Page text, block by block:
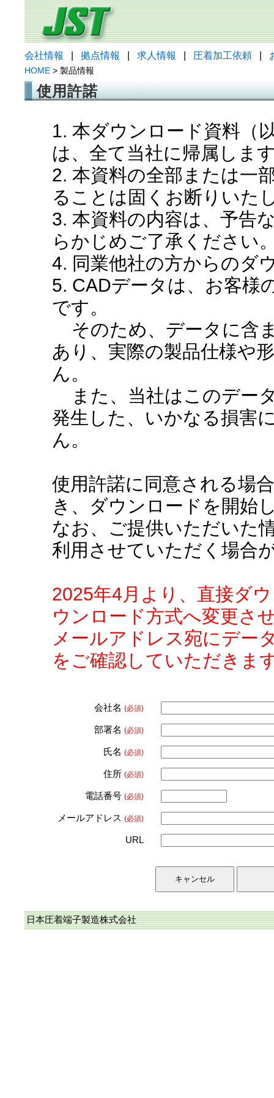
会社情報 拠点情報 求人情報 圧着加工依頼
HOME > 製品情報
使用許諾
1. 本ダウンロード資料（
は、全て当社に帰属しま
2. 本資料の全部または一
ることは固くお断りいた
3. 本資料の内容は、予告
らかじめご了承ください
4. 同業他社の方からのダ
5. CADデータは、お客様
です。
そのため、データに含
あり、実際の製品仕様や
ん。
また、当社はこのデー
発生した、いかなる損害
ん。
使用許諾に同意される場
き、ダウンロードを開始
なお、ご提供いただいた
利用させていただく場合
2025年4月より、直接ダ
ウンロード方式へ変更さ
メールアドレス宛にデー
をご確認していただきま
会社名 (必須)
部署名 (必須)
氏名 (必須)
住所 (必須)
電話番号 (必須)
メールアドレス (必須)
URL
日本圧着端子製造株式会社